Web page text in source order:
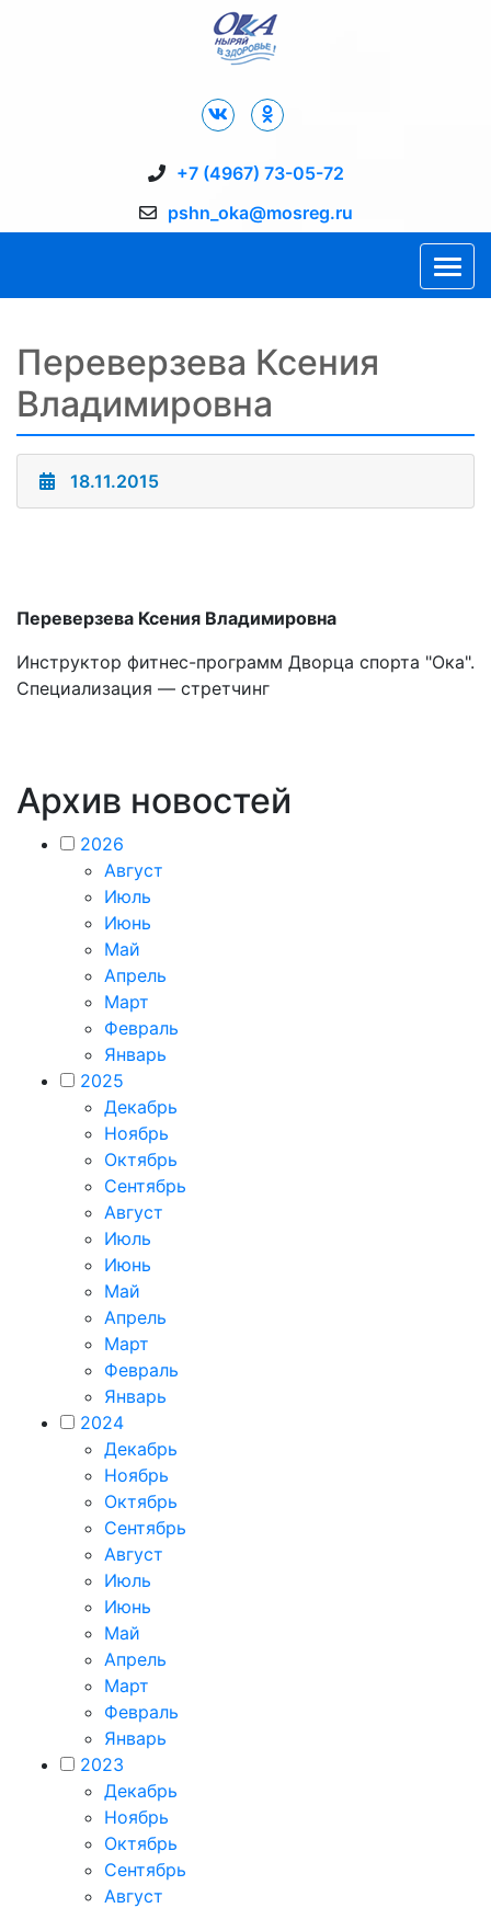
+7 (4967) 73-05-72
pshn_oka@mosreg.ru
Переверзева Ксения
Владимировна
18.11.2015
Переверзева Ксения Владимировна
Инструктор фитнес-программ Дворца спорта "Ока".
Специализация — стретчинг
Архив новостей
2026
Август
Июль
Июнь
Май
Апрель
Март
Февраль
Январь
2025
Декабрь
Ноябрь
Октябрь
Сентябрь
Август
Июль
Июнь
Май
Апрель
Март
Февраль
Январь
2024
Декабрь
Ноябрь
Октябрь
Сентябрь
Август
Июль
Июнь
Май
Апрель
Март
Февраль
Январь
2023
Декабрь
Ноябрь
Октябрь
Сентябрь
Август